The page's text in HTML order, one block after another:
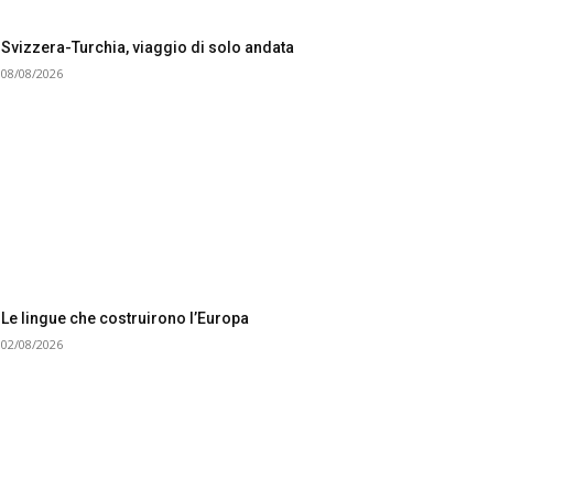
Svizzera-Turchia, viaggio di solo andata
08/08/2026
Le lingue che costruirono l’Europa
02/08/2026